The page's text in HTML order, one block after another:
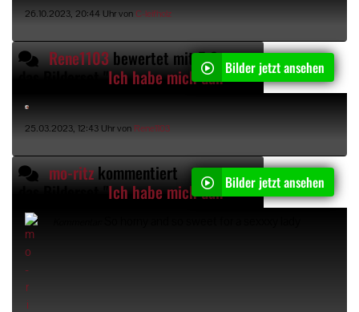
26.10.2023, 20:44 Uhr vonC-leifholz
Rene1103bewertet mit 5 Sternen
Ich habe mich dann getraut was neues zu machenBilder jetzt ansehen
25.03.2023, 12:43 Uhr von Rene1103
mo-ritzkommentiert
Ich habe mich dann getraut was neues zu machenBilder jetzt ansehen